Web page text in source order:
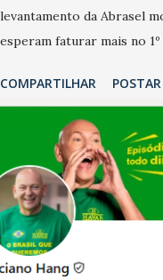
levantamento da Abrasel
esperam faturar mais no
ano, 56% também
confiança do setor é
recente das empresas,
fim de ano e pelo
de trabalhadores, já que
dos anos recentes. Ainda
2025, 40% dos bares e
40% registraram equilíbrio
COMPARTILHAR